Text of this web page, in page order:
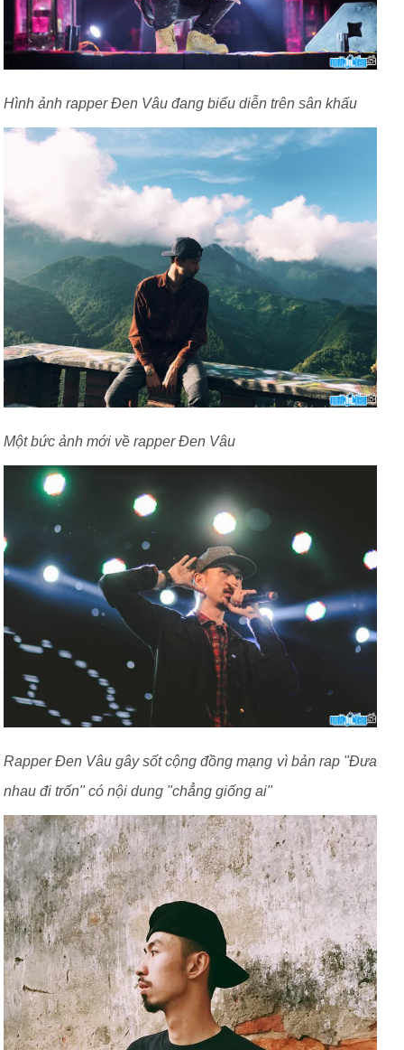
Hình ảnh rapper Đen Vâu đang biểu diễn trên sân khấu
Một bức ảnh mới về rapper Đen Vâu
Rapper Đen Vâu gây sốt cộng đồng mạng vì bản rap "Đưa
nhau đi trốn" có nội dung "chẳng giống ai"